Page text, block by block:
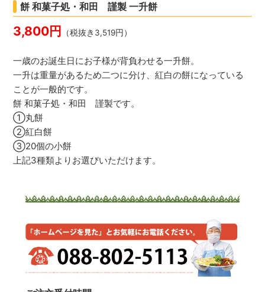
餅 和菓子処・和田 謹製 一升餅
3,800円 （税抜き3,519円）
一歳のお誕生日にお子様が背負わせる一升餅。
一升は重量があるため二つに分け、紅白の餅になっている
ことが一般的です。
餅 和菓子処・和田 謹製です。
①丸餅
②紅白餅
③20個の小餅
上記3種類よりお選びいただけます。